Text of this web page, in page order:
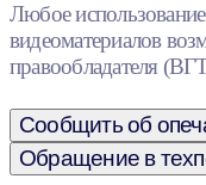
Любое
видеоматериалов
правообладателя
Сообщить об
Обращение в